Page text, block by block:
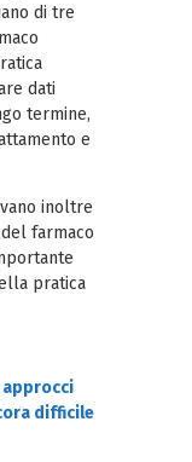
di tre
dati
termine,
e
inoltre
farmaco
pratica
difficile